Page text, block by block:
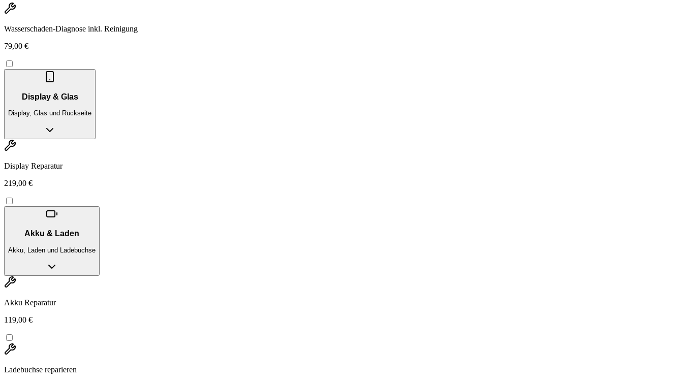
Wasserschaden-Diagnose inkl. Reinigung
79,00 €
Display & Glas
Display, Glas und Rückseite
Display Reparatur
219,00 €
Akku & Laden
Akku, Laden und Ladebuchse
Akku Reparatur
119,00 €
Ladebuchse reparieren